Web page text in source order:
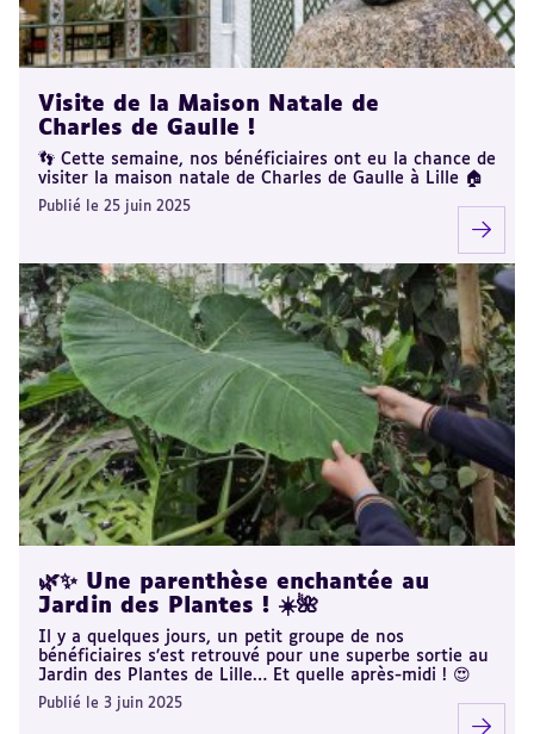
Visite de la Maison Natale de
Charles de Gaulle !
👣 Cette semaine, nos bénéficiaires ont eu la chance de
visiter la maison natale de Charles de Gaulle à Lille 🏠
Publié le 25 juin 2025
🌿✨ Une parenthèse enchantée au
Jardin des Plantes ! ☀️🌺
Il y a quelques jours, un petit groupe de nos
bénéficiaires s’est retrouvé pour une superbe sortie au
Jardin des Plantes de Lille… Et quelle après-midi ! 😍
Publié le 3 juin 2025